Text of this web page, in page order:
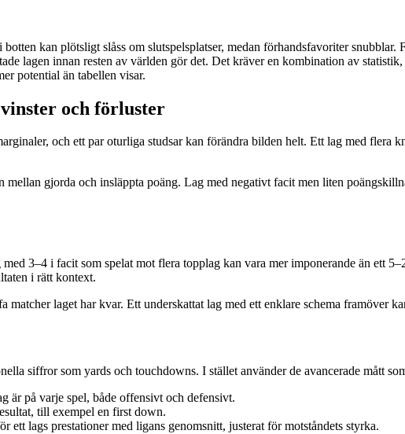
kan plötsligt slåss om slutspelsplatser, medan förhandsfavoriter
lagen innan resten av världen gör det. Det kräver en kombination av
potential än tabellen visar.
och förluster
och ett par oturliga studsar kan förändra bilden helt. Ett lag med flera
mellan gjorda och insläppta poäng. Lag med negativt facit men liten
3–4 i facit som spelat mot flera topplag kan vara mer imponerande än ett
i rätt kontext.
matcher laget har kvar. Ett underskattat lag med ett enklare schema framöver
siffror som yards och touchdowns. I stället använder de avancerade mått
är på varje spel, både offensivt och defensivt.
till exempel en first down.
ett lags prestationer med ligans genomsnitt, justerat för motståndets styrka.